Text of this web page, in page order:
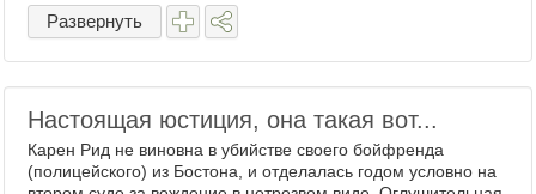
Развернуть
Настоящая юстиция, она такая вот...
Карен Рид не виновна в убийстве своего бойфренда
(полицейского) из Бостона, и отделалась годом условно на